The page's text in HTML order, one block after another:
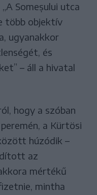
Someșului utca
több objektív
ugyanakkor
és
– áll a hivatal
hogy a szóban
a Kürtösi
húzódik –
az
mértékű
mintha